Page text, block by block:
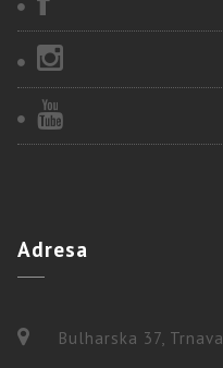
Adresa
Bulharska 37, Trnava